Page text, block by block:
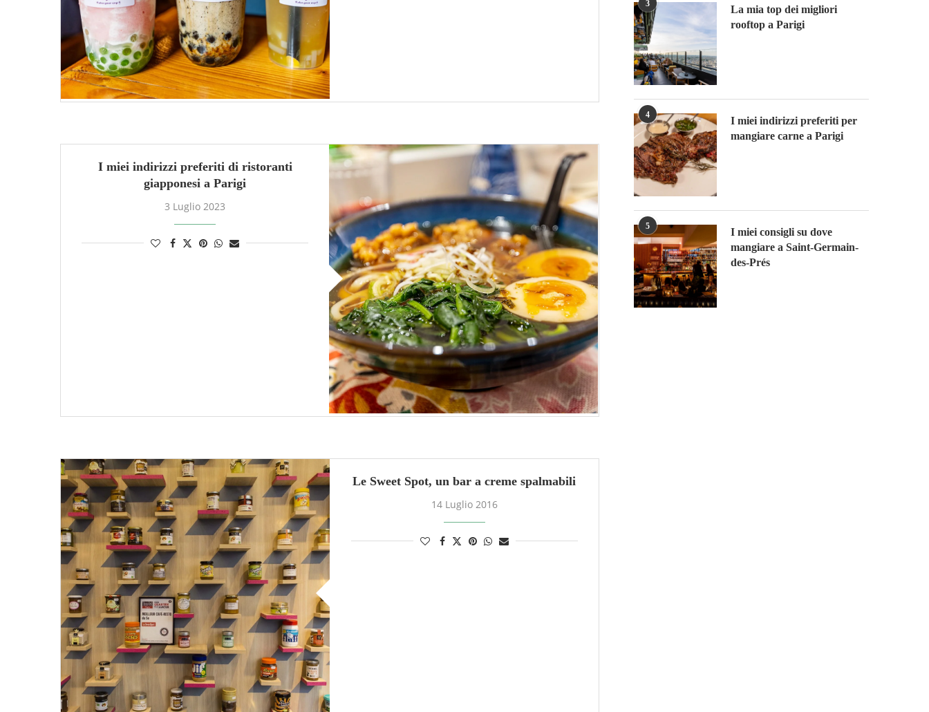
I miei indirizzi preferiti di ristoranti
giapponesi a Parigi
3 Luglio 2023
Le Sweet Spot, un bar a creme spalmabili
14 Luglio 2016
3
La mia top dei migliori
rooftop a Parigi
4
I miei indirizzi preferiti per
mangiare carne a Parigi
5
I miei consigli su dove
mangiare a Saint-Germain-
des-Prés